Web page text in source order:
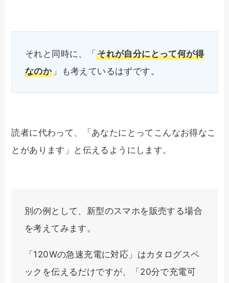
それと同時に、「それが自分にとって何が得
なのか 」も考えているはずです。
読者に代わって、「あなたにとってこんなお得なこ
とがあります」と伝えるようにします。
別の例として、新型のスマホを販売する場合
を考えてみます。
「120Wの急速充電に対応」はカタログスペ
ックを伝えるだけですが、「20分で充電可